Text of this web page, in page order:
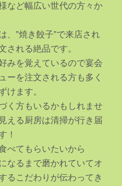
など幅広い世代の方々か
、”焼き餃子”で来店され
される絶品です。
みを覚えているので宴会
ーを注文される方も多く
けます。
く方もいるかもしれませ
える厨房は清掃が行き届
！
べてもらいたいから
なるまで磨かれていてオ
るこだわりが伝わってき